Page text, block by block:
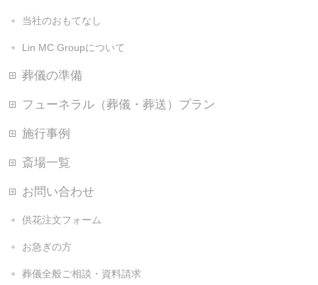
当社のおもてなし
Lin MC Groupについて
葬儀の準備
フューネラル（葬儀・葬送）プラン
施行事例
斎場一覧
お問い合わせ
供花注文フォーム
お急ぎの方
葬儀全般ご相談・資料請求